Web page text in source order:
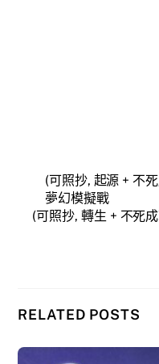
(可照抄, 起源 + 不
夢幻模擬戰
(可照抄, 轉生 + 不死
RELATED POSTS